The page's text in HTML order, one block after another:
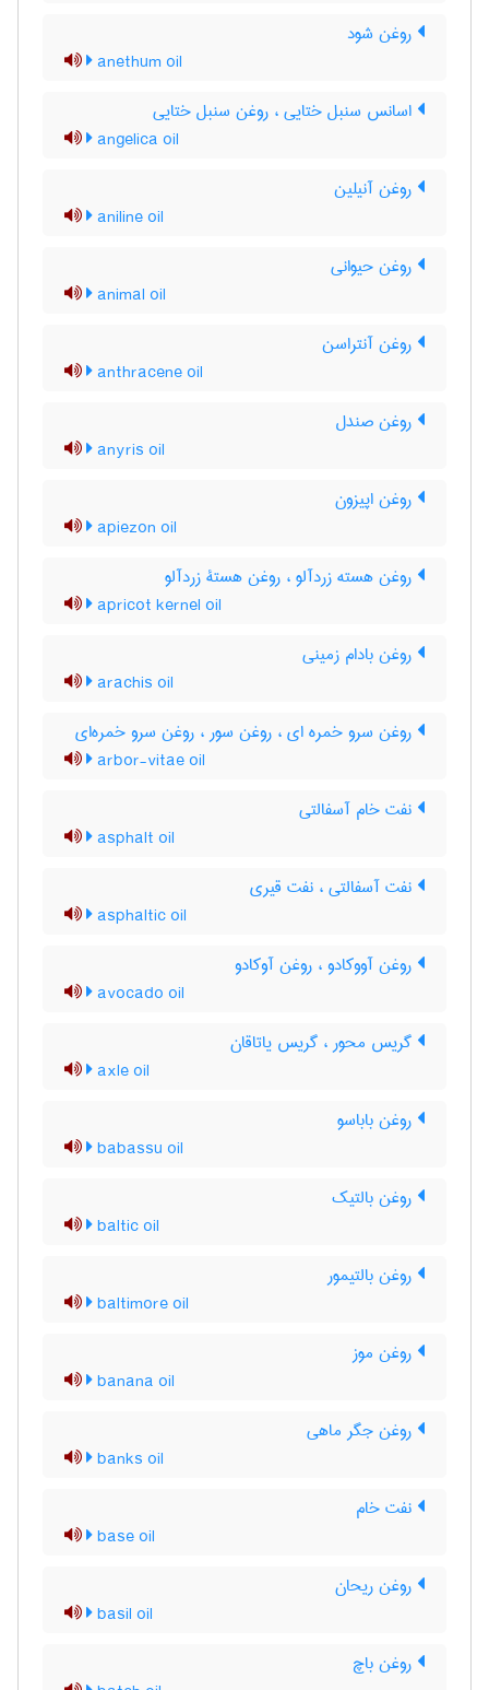
روغن شود
anethum oil
اسانس سنبل ختایی ، روغن سنبل ختایی
angelica oil
روغن آنیلین
aniline oil
روغن حیوانی
animal oil
روغن آنتراسن
anthracene oil
روغن صندل
anyris oil
روغن اپیزون
apiezon oil
روغن هسته زردآلو ، روغن هستۀ زردآلو
apricot kernel oil
روغن بادام زمینی
arachis oil
روغن سرو خمره ای ، روغن سور ، روغن سرو خمره‌ای
arbor-vitae oil
نفت خام آسفالتی
asphalt oil
نفت آسفالتی ، نفت قیری
asphaltic oil
روغن آووکادو ، روغن آوکادو
avocado oil
گریس محور ، گریس یاتاقان
axle oil
روغن باباسو
babassu oil
روغن بالتیک
baltic oil
روغن بالتیمور
baltimore oil
روغن موز
banana oil
روغن جگر ماهی
banks oil
نفت خام
base oil
روغن ریحان
basil oil
روغن باچ